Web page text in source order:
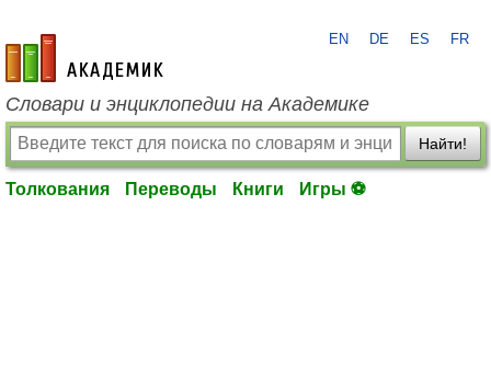
academic.ru
EN DE ES FR
Словари и энциклопедии на Академике
Найти!
Толкования Переводы Книги Игры ⚽